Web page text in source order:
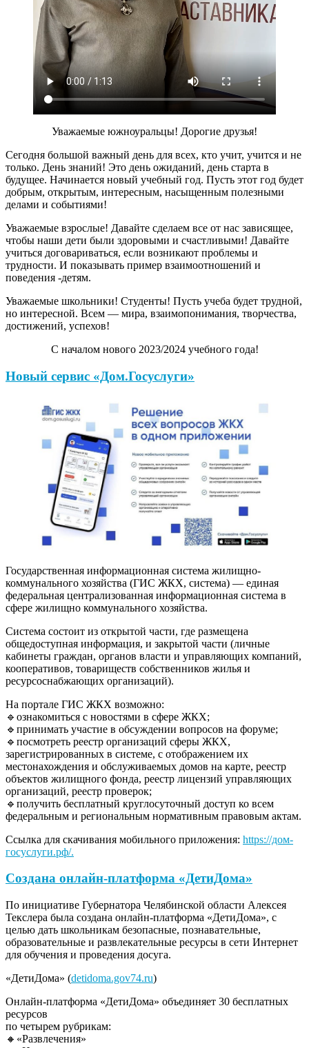
Уважаемые южноуральцы! Дорогие друзья!
Сегодня большой важный день для всех, кто учит, учится и не
только. День знаний! Это день ожиданий, день старта в
будущее. Начинается новый учебный год. Пусть этот год будет
добрым, открытым, интересным, насыщенным полезными
делами и событиями!
Уважаемые взрослые! Давайте сделаем все от нас зависящее,
чтобы наши дети были здоровыми и счастливыми! Давайте
учиться договариваться, если возникают проблемы и
трудности. И показывать пример взаимоотношений и
поведения -детям.
Уважаемые школьники! Студенты! Пусть учеба будет трудной,
но интересной. Всем — мира, взаимопонимания, творчества,
достижений, успехов!
С началом нового 2023/2024 учебного года!
Новый сервис «Дом.Госуслуги»
Государственная информационная система жилищно-
коммунального хозяйства (ГИС ЖКХ, система) — единая
федеральная централизованная информационная система в
сфере жилищно коммунального хозяйства.
Система состоит из открытой части, где размещена
общедоступная информация, и закрытой части (личные
кабинеты граждан, органов власти и управляющих компаний,
кооперативов, товариществ собственников жилья и
ресурсоснабжающих организаций).
На портале ГИС ЖКХ возможно:
🔹ознакомиться с новостями в сфере ЖКХ;
🔹принимать участие в обсуждении вопросов на форуме;
🔹посмотреть реестр организаций сферы ЖКХ,
зарегистрированных в системе, с отображением их
местонахождения и обслуживаемых домов на карте, реестр
объектов жилищного фонда, реестр лицензий управляющих
организаций, реестр проверок;
🔹получить бесплатный круглосуточный доступ ко всем
федеральным и региональным нормативным правовым актам.
Ссылка для скачивания мобильного приложения: https://дом-
госуслуги.рф/.
Cоздана онлайн-платформа «ДетиДома»
По инициативе Губернатора Челябинской области Алексея
Текслера была создана онлайн-платформа «ДетиДома», с
целью дать школьникам безопасные, познавательные,
образовательные и развлекательные ресурсы в сети Интернет
для обучения и проведения досуга.
«ДетиДома» (detidoma.gov74.ru)
Онлайн-платформа «ДетиДома» объединяет 30 бесплатных
ресурсов
по четырем рубрикам:
🔸«Развлечения»